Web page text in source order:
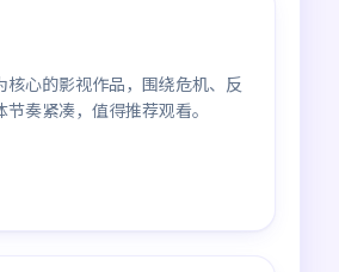
核心的影视作品，围绕危机、反
奏紧凑，值得推荐观看。